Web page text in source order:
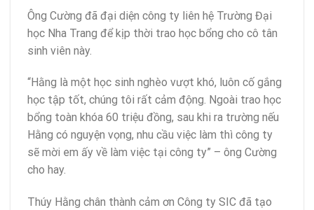
Ông Cường đã đại diện công ty liên hệ Trường Đại
học Nha Trang để kịp thời trao học bổng cho cô tân
sinh viên này.
“Hằng là một học sinh nghèo vượt khó, luôn cố gắng
học tập tốt, chúng tôi rất cảm động. Ngoài trao học
bổng toàn khóa 60 triệu đồng, sau khi ra trường nếu
Hằng có nguyện vọng, nhu cầu việc làm thì công ty
sẽ mời em ấy về làm việc tại công ty” – ông Cường
cho hay.
Thúy Hằng chân thành cảm ơn Công ty SIC đã tạo